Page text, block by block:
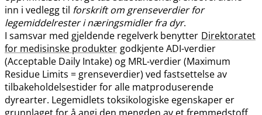
inn i vedlegg til forskrift om grenseverdier for
legemiddelrester i næringsmidler fra dyr.
I samsvar med gjeldende regelverk benytter Direktoratet
for medisinske produkter godkjente ADI-verdier
(Acceptable Daily Intake) og MRL-verdier (Maximum
Residue Limits = grenseverdier) ved fastsettelse av
tilbakeholdelsestider for alle matproduserende
dyrearter. Legemidlets toksikologiske egenskaper er